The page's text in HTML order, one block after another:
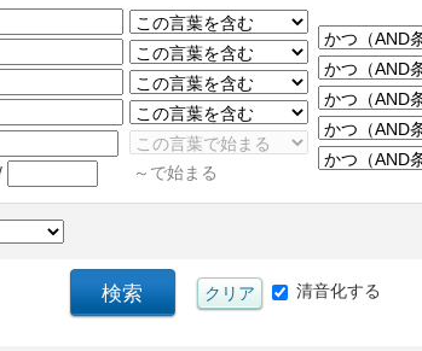
～で始まる
清音化する